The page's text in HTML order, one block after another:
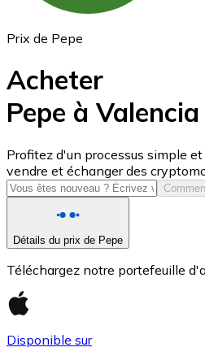
USD Coin
USDC
Prix de Pepe
Acheter
Pepe à Valencia
Profitez d'un processus simple
vendre et échanger des
Détails du prix de Pepe
Téléchargez notre portefeuille
Disponible sur